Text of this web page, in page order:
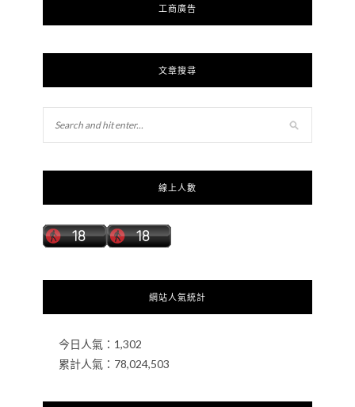
工商廣告
文章搜尋
線上人數
網站人氣統計
今日人氣： 1,302
累計人氣： 78,024,503